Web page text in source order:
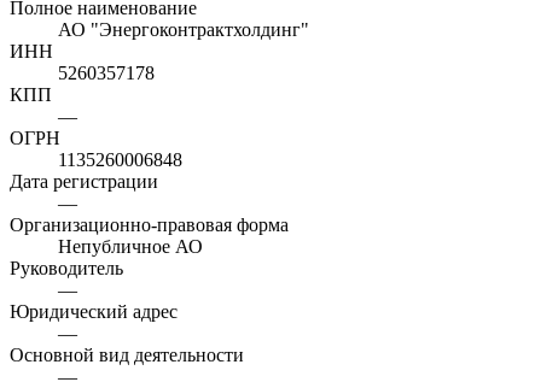
Полное наименование
АО "Энергоконтрактхолдинг"
ИНН
5260357178
КПП
—
ОГРН
1135260006848
Дата регистрации
—
Организационно-правовая форма
Непубличное АО
Руководитель
—
Юридический адрес
—
Основной вид деятельности
—